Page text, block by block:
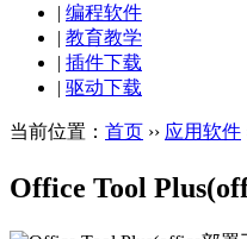
| 编程软件
| 教育教学
| 插件下载
| 驱动下载
当前位置： 首页 ›› 应用软件
Office Tool